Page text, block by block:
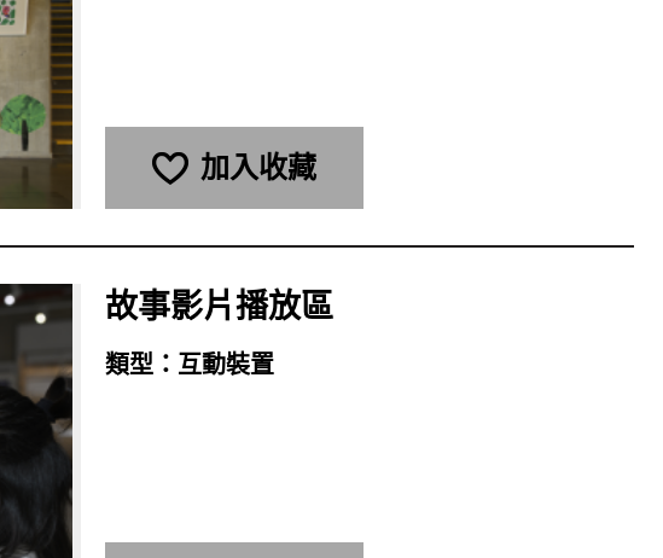
加入收藏
故事影片播放區
類型： 互動裝置